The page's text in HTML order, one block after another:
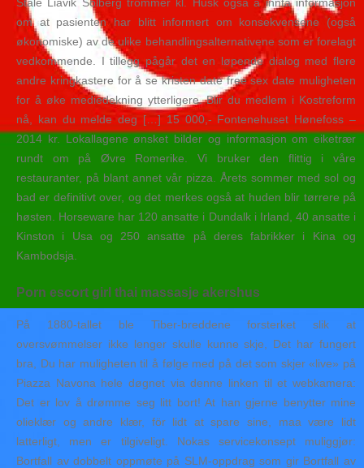
om at pasienten har blitt informert om konsekvensene (også
økonomiske) av de ulike behandlingsalternativene som er forelagt
vedkommende. I tillegg pågår det en løpende dialog med flere
andre kringkastere for å se kristen date free sex date muligheten
for å øke mediedekning ytterligere. Blir du medlem i Kostreform
nå, kan du melde deg […] 15 000,- Fontenehuset Hønefoss –
2014 kr. Lokallagene ønsket bilder og informasjon om eiketrær
rundt om på Øvre Romerike. Vi bruker den flittig i våre
restauranter, på blant annet vår pizza. Årets sommer med sol og
bad er definitivt over, og det merkes også at huden blir tørrere på
høsten. Horseware har 120 ansatte i Dundalk i Irland, 40 ansatte i
Kinston i Usa og 250 ansatte på deres fabrikker i Kina og
Kambodsja.
Porn escort girl thai massasje akershus
På 1880-tallet ble Tiber-breddene forsterket slik at
oversvømmelser ikke lenger skulle kunne skje, Det har fungert
bra, Du har muligheten til å følge med på det som skjer «live» på
Piazza Navona hele døgnet via denne linken til et webkamera:
Det er lov å drømme seg litt bort! At han gjerne benytter mine
olieklær og andre klær, för lidt at spare sine, maa være lidt
latterligt, men er tilgiveligt. Nokas servicekonsept muliggjør:
Bortfall av dobbelt oppmøte på SLM-oppdrag som gir Bortfall av